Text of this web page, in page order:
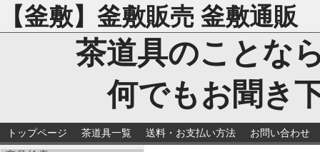
【釜敷】釜敷販売 釜敷通販
茶道具のことな
何でもお聞き
トップページ 茶道具一覧 送料・お支払い方法 お問い合わせ